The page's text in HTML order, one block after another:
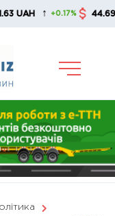
↑ +0.17% 44.69 UAH